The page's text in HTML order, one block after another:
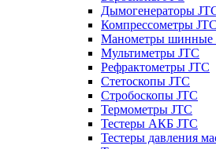
Дымогенераторы
Компрессометры JTC
Манометры шинные
Мультиметры JTC
Рефрактометры JTC
Стетоскопы JTC
Стробоскопы JTC
Термометры JTC
Тестеры АКБ JTC
Тестеры давления